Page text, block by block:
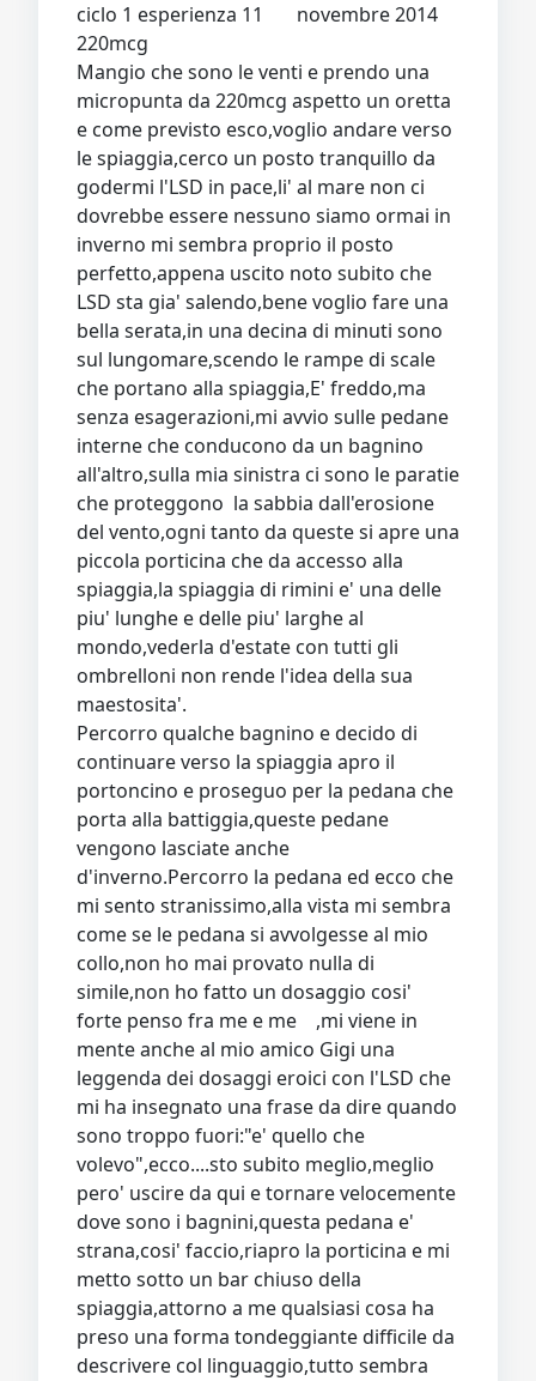
ciclo 1 esperienza 11 novembre 2014
220mcg
Mangio che sono le venti e prendo una
micropunta da 220mcg aspetto un oretta
e come previsto esco,voglio andare verso
le spiaggia,cerco un posto tranquillo da
godermi l'LSD in pace,li' al mare non ci
dovrebbe essere nessuno siamo ormai in
inverno mi sembra proprio il posto
perfetto,appena uscito noto subito che
LSD sta gia' salendo,bene voglio fare una
bella serata,in una decina di minuti sono
sul lungomare,scendo le rampe di scale
che portano alla spiaggia,E' freddo,ma
senza esagerazioni,mi avvio sulle pedane
interne che conducono da un bagnino
all'altro,sulla mia sinistra ci sono le paratie
che proteggono la sabbia dall'erosione
del vento,ogni tanto da queste si apre una
piccola porticina che da accesso alla
spiaggia,la spiaggia di rimini e' una delle
piu' lunghe e delle piu' larghe al
mondo,vederla d'estate con tutti gli
ombrelloni non rende l'idea della sua
maestosita'.
Percorro qualche bagnino e decido di
continuare verso la spiaggia apro il
portoncino e proseguo per la pedana che
porta alla battiggia,queste pedane
vengono lasciate anche
d'inverno.Percorro la pedana ed ecco che
mi sento stranissimo,alla vista mi sembra
come se le pedana si avvolgesse al mio
collo,non ho mai provato nulla di
simile,non ho fatto un dosaggio cosi'
forte penso fra me e me ,mi viene in
mente anche al mio amico Gigi una
leggenda dei dosaggi eroici con l'LSD che
mi ha insegnato una frase da dire quando
sono troppo fuori:"e' quello che
volevo",ecco....sto subito meglio,meglio
pero' uscire da qui e tornare velocemente
dove sono i bagnini,questa pedana e'
strana,cosi' faccio,riapro la porticina e mi
metto sotto un bar chiuso della
spiaggia,attorno a me qualsiasi cosa ha
preso una forma tondeggiante difficile da
descrivere col linguaggio,tutto sembra